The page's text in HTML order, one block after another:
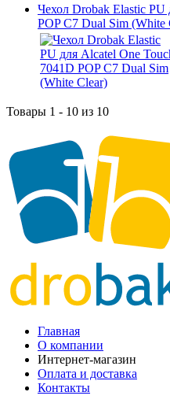
Чехол Drobak Elastic PU
POP C7 Dual Sim (White
Товары 1 - 10 из 10
Главная
О компании
Интернет-магазин
Оплата и доставка
Контакты